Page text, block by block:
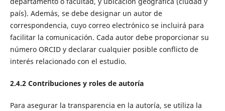
país). Además, se debe designar un autor de
correspondencia, cuyo correo electrónico se incluirá para
facilitar la comunicación. Cada autor debe proporcionar su
número ORCID y declarar cualquier posible conflicto de
interés relacionado con el estudio.
2.4.2 Contribuciones y roles de autoría
Para asegurar la transparencia en la autoría, se utiliza la